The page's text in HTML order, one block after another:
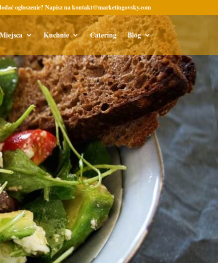
ogłoszenie? Napisz na kontakt@marketingovsky.com
Miejsca Kuchnie Catering Blog